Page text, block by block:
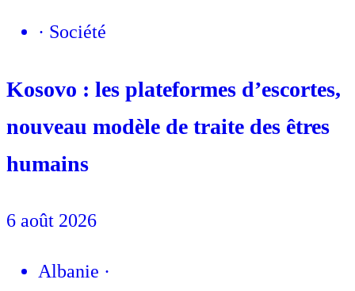
· Société
Kosovo : les plateformes d’escortes,
nouveau modèle de traite des êtres
humains
6 août 2026
Albanie ·